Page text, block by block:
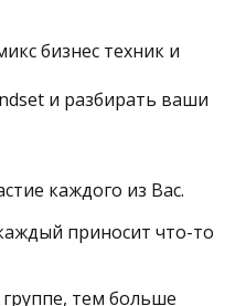
бизнес техник и
и разбирать ваши
каждого из Вас.
приносит что-то
тем больше